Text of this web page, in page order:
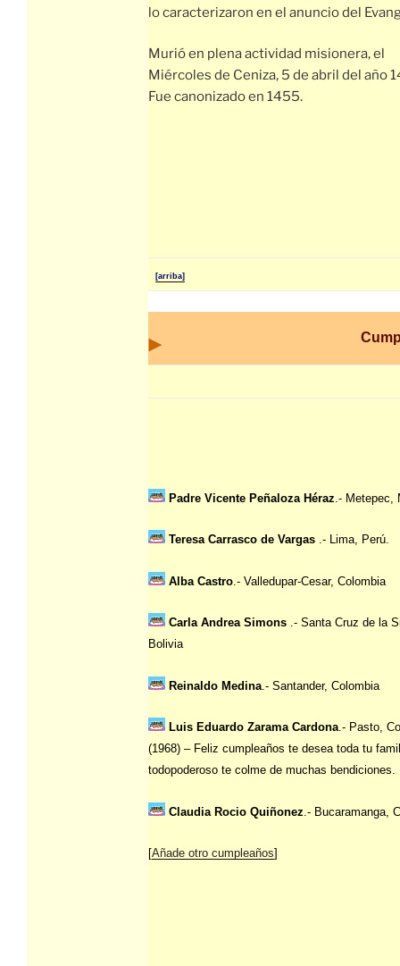
lo caracterizaron en el anuncio del
Murió en plena actividad misionera, el
Miércoles de Ceniza, 5 de abril del año
Fue canonizado en 1455.
[arriba]
Padre Vicente Peñaloza Héraz .- Metepec,
Teresa Carrasco de Vargas .- Lima, Perú.
Alba Castro .- Valledupar-Cesar, Colombia
Carla Andrea Simons .- Santa Cruz de la
Bolivia
Reinaldo Medina .- Santander, Colombia
Luis Eduardo Zarama Cardona.- Pasto,
(1968) – Feliz cumpleaños te desea toda tu
todopoderoso te colme de muchas bendiciones.
Claudia Rocio Quiñonez .- Bucaramanga,
[Añade otro cumpleaños]